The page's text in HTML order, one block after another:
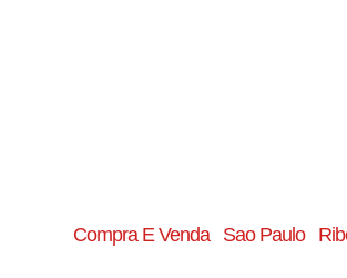
Compra E Venda Sao Paulo